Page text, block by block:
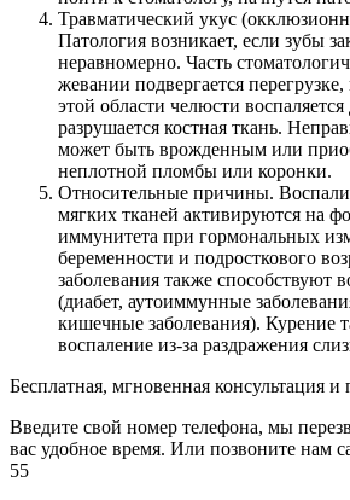
Травматический укус
Патология возникает, если зубы
неравномерно. Часть
жевании подвергается перегрузке,
этой области челюсти
разрушается костная ткань.
может быть врожденным или
неплотной пломбы или коронки.
Относительные причины.
мягких тканей активируются на
иммунитета при гормональных
беременности и подросткового
заболевания также способствуют
(диабет, аутоиммунные
кишечные заболевания). Курение
воспаление из-за раздражения
Бесплатная, мгновенная консультация и
Введите свой номер телефона, мы
вас удобное время. Или позвоните нам
55